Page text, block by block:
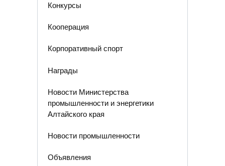
Конкурсы
Кооперация
Корпоративный спорт
Награды
Новости Министерства
промышленности и энергетики
Алтайского края
Новости промышленности
Объявления